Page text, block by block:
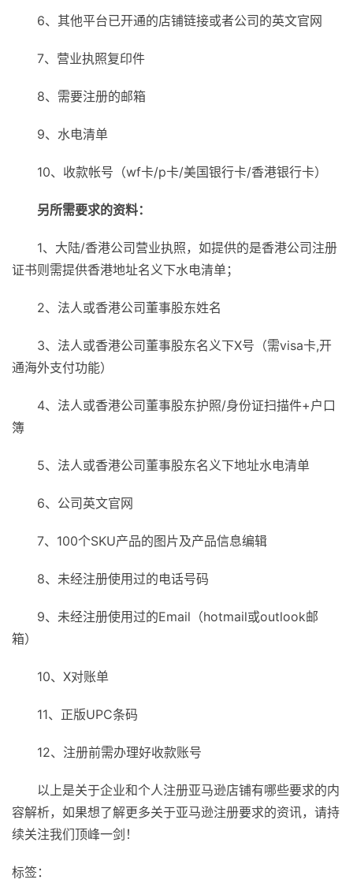
6、其他平台已开通的店铺链接或者公司的英文官网
7、营业执照复印件
8、需要注册的邮箱
9、水电清单
10、收款帐号（wf卡/p卡/美国银行卡/香港银行卡）
另所需要求的资料：
1、大陆/香港公司营业执照，如提供的是香港公司注册
证书则需提供香港地址名义下水电清单；
2、法人或香港公司董事股东姓名
3、法人或香港公司董事股东名义下X号（需visa卡,开
通海外支付功能）
4、法人或香港公司董事股东护照/身份证扫描件+户口
簿
5、法人或香港公司董事股东名义下地址水电清单
6、公司英文官网
7、100个SKU产品的图片及产品信息编辑
8、未经注册使用过的电话号码
9、未经注册使用过的Email（hotmail或outlook邮
箱）
10、X对账单
11、正版UPC条码
12、注册前需办理好收款账号
以上是关于企业和个人注册亚马逊店铺有哪些要求的内
容解析，如果想了解更多关于亚马逊注册要求的资讯，请持
续关注我们顶峰一剑！
标签：